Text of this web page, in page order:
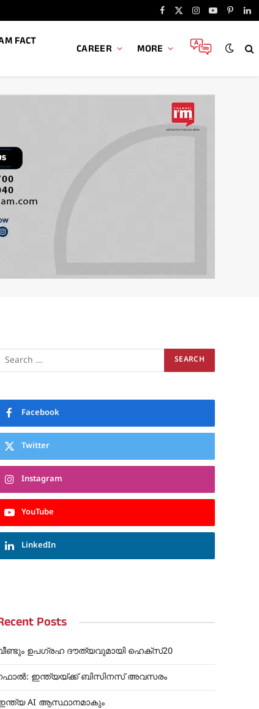
Facebook
X
Instagram
YouTube
FACT
CAREER MORE
Facebook
Twitter
Instagram
YouTube
LinkedIn
Posts
ഉപഗ്രഹ ദൗത്യവുമായി ഹെക്സ്20
ഇന്ത്യയ്ക്ക് ബിസിനസ് അവസരം
AI ആസ്ഥാനമാകും